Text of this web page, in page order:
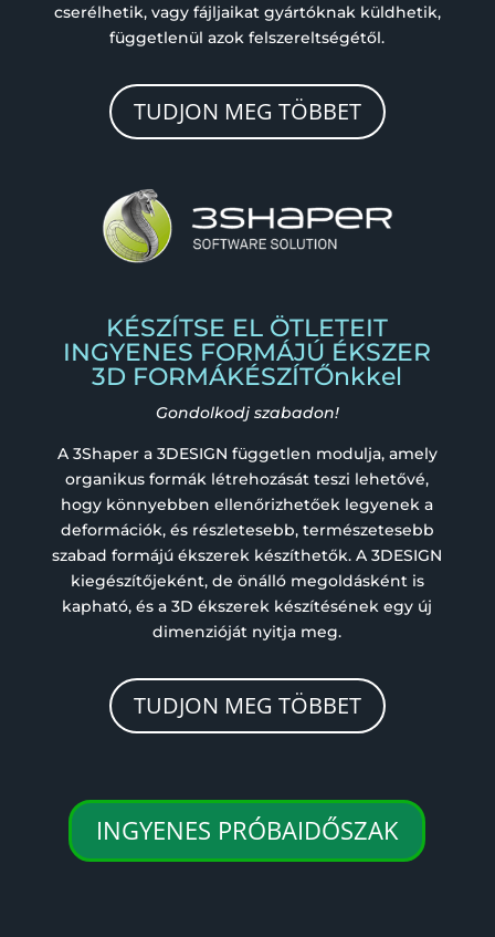
cserélhetik, vagy fájljaikat gyártóknak küldhetik,
függetlenül azok felszereltségétől.
TUDJON MEG TÖBBET
KÉSZÍTSE EL ÖTLETEIT
INGYENES FORMÁJÚ ÉKSZER
3D FORMÁKÉSZÍTŐnkkel
Gondolkodj szabadon!
A 3Shaper a 3DESIGN független modulja, amely
organikus formák létrehozását teszi lehetővé,
hogy könnyebben ellenőrizhetőek legyenek a
deformációk, és részletesebb, természetesebb
szabad formájú ékszerek készíthetők. A 3DESIGN
kiegészítőjeként, de önálló megoldásként is
kapható, és a 3D ékszerek készítésének egy új
dimenzióját nyitja meg.
TUDJON MEG TÖBBET
INGYENES PRÓBAIDŐSZAK